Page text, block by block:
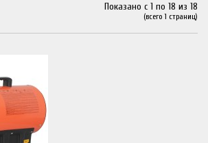
Показано с 1 по 18 из 18
(всего 1 страниц)